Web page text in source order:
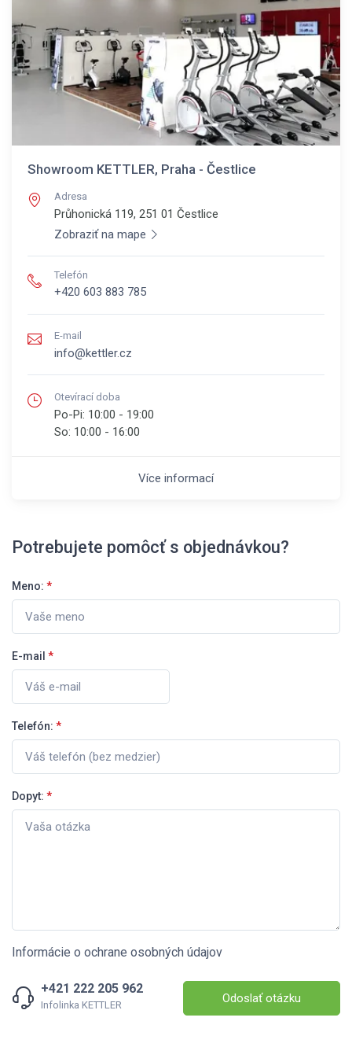
Showroom KETTLER, Praha - Čestlice
Adresa
Průhonická 119, 251 01 Čestlice
Zobraziť na mape
Telefón
+420 603 883 785
E-mail
info@kettler.cz
Otevírací doba
Po-Pi: 10:00 - 19:00
So: 10:00 - 16:00
Více informací
Potrebujete pomôcť s objednávkou?
Meno: *
E-mail *
Telefón: *
Dopyt: *
Informácie o ochrane osobných údajov
+421 222 205 962
Infolinka KETTLER Odoslať otázku